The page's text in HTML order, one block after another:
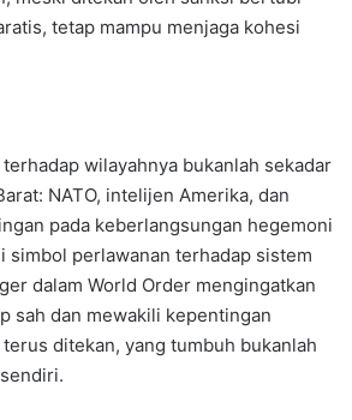
tetap mampu menjaga kohesi
wilayahnya bukanlah sekadar
NATO, intelijen Amerika, dan
pada keberlangsungan hegemoni
simbol perlawanan terhadap sistem
dalam World Order mengingatkan
sah dan mewakili kepentingan
ditekan, yang tumbuh bukanlah